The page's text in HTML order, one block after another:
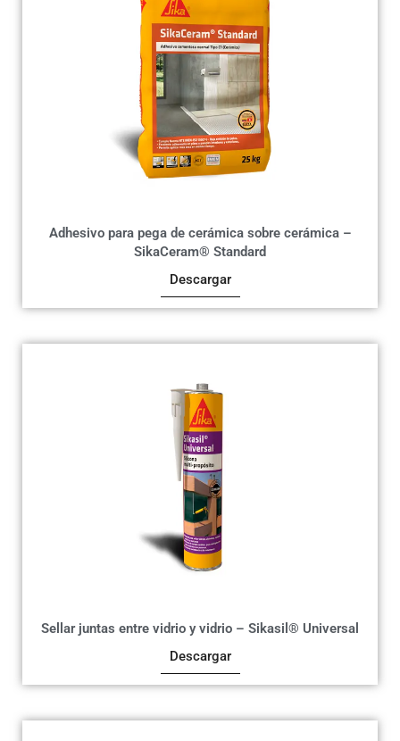
Adhesivo para pega de cerámica sobre cerámica –
SikaCeram® Standard
Descargar
Sellar juntas entre vidrio y vidrio – Sikasil® Universal
Descargar